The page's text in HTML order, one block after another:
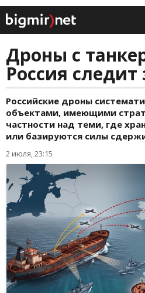
Дроны с
Россия
Российские дроны
объектами, имеющими
частности над теми, где
или базируются силы
2 июля, 23:15